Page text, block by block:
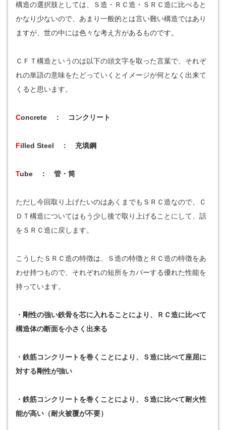
構造の選択肢としては、Ｓ造・ＲＣ造・ＳＲＣ造に比べると
かなり少ないので、あまり一般的とは言い難い構造ではあり
ますが、世の中には色々な考え方があるものです。
ＣＦＴ構造というのは以下の頭文字を取った言葉で、それぞ
れの単語の意味をたどっていくとイメージが何となく出来て
くると思います。
Concrete ： コンクリート
Filled Steel ： 充填鋼
Tube ： 管・筒
ただし今回取り上げたいのはあくまでもＳＲＣ造なので、Ｃ
ＤＴ構造についてはもう少し後で取り上げることにして、話
をＳＲＣ造に戻します。
こうしたＳＲＣ造の特徴は、Ｓ造の特徴とＲＣ造の特徴をあ
わせ持つもので、それぞれの短所をカバーする優れた性能を
持っています。
・剛性の強い鉄骨を芯に入れることにより、ＲＣ造に比べて
構造体の断面を小さく出来る
・鉄筋コンクリートを巻くことにより、Ｓ造に比べて座屈に
対する剛性が強い
・鉄筋コンクリートを巻くことにより、Ｓ造に比べて耐火性
能が高い（耐火被覆が不要）